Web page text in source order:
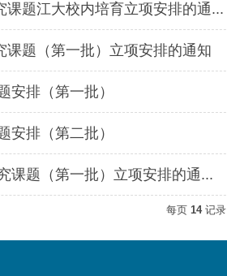
题江大校内培育立项安排的通...
题（第一批）立项安排的通知
安排（第一批）
安排（第二批）
课题（第一批）立项安排的通...
每页 14记录